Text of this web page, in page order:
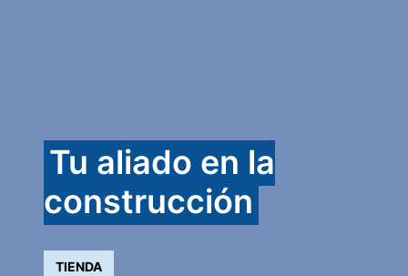
Tu aliado en la
construcción
TIENDA